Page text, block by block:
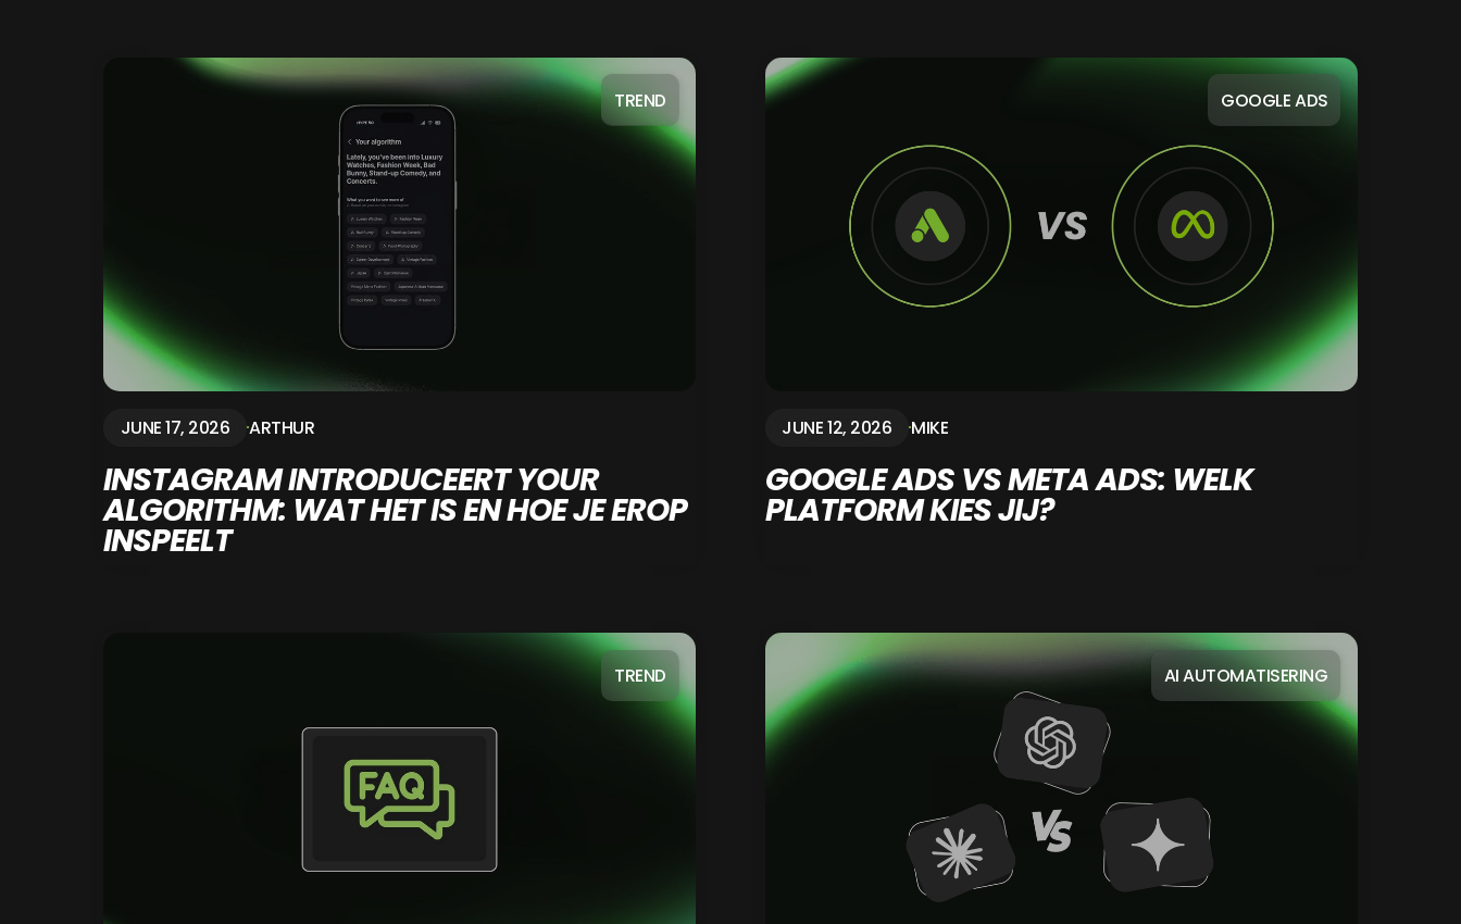
JUNE 17, 2026 ARTHUR
INSTAGRAM INTRODUCEERT YOUR
ALGORITHM: WAT HET IS EN HOE JE EROP
INSPEELT
TREND
JUNE 12, 2026 MIKE
GOOGLE ADS VS META ADS: WELK
PLATFORM KIES JIJ?
GOOGLE ADS
TREND AI AUTOMATISERING